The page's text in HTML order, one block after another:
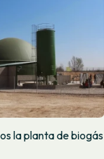
la planta de biogás